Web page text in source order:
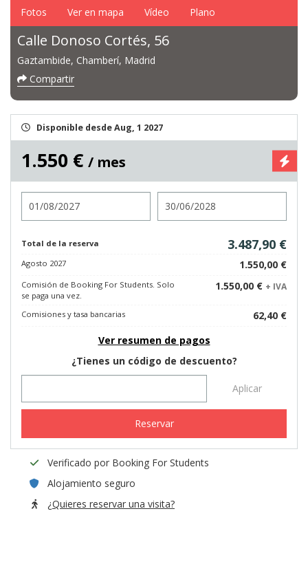
Fotos Ver en mapa Vídeo Plano
Calle Donoso Cortés, 56
Gaztambide, Chamberí, Madrid
Compartir
Disponible desde Aug, 1 2027
1.550 € / mes
Total de la reserva 3.487,90 €
Agosto 2027 1.550,00 €
Comisión de Booking For Students. Solo
se paga una vez.
1.550,00 € + IVA
Comisiones y tasa bancarias
62,40 €
Ver resumen de pagos
¿Tienes un código de descuento?
Aplicar
Reservar
Verificado por Booking For Students
Alojamiento seguro
¿Quieres reservar una visita?